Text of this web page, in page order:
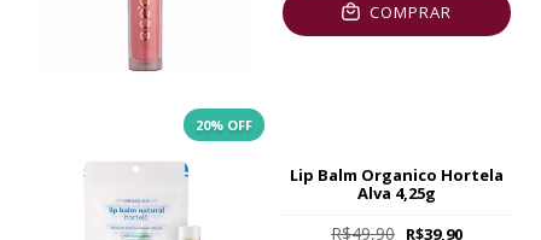
COMPRAR
20% OFF
Lip Balm Organico Hortela
Alva 4,25g
R$49,90 R$39,90